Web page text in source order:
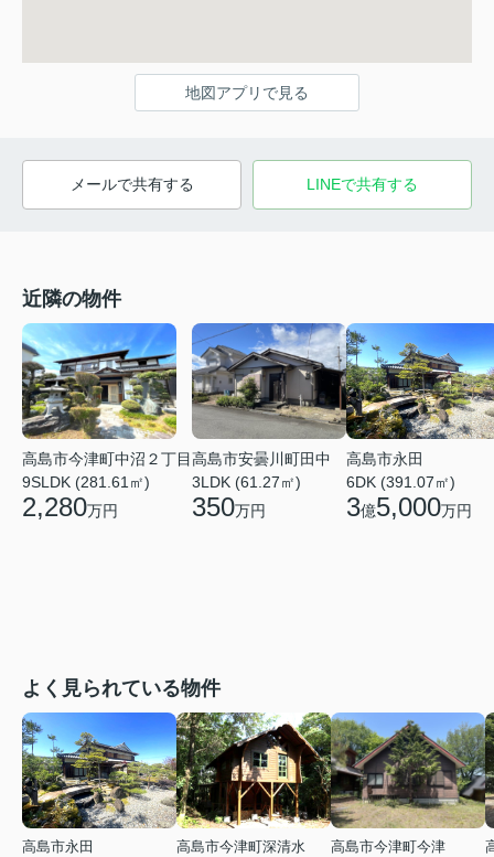
地図アプリで見る
メールで共有する LINEで共有する
近隣の物件
高島市今津町中沼２丁目
9SLDK (281.61㎡)
2,280万円
高島市安曇川町田中
3LDK (61.27㎡)
350万円
高島市永田
6DK (391.07㎡)
3億5,000万円
よく見られている物件
高島市永田
高島市今津町深清水
高島市今津町今津